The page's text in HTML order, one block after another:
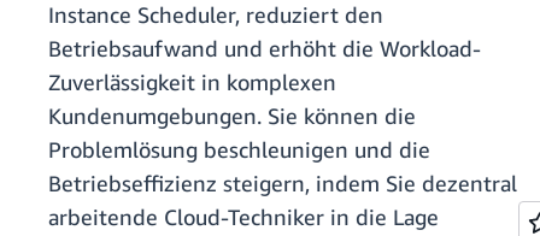
Instance Scheduler, reduziert den
Betriebsaufwand und erhöht die Workload-
Zuverlässigkeit in komplexen
Kundenumgebungen. Sie können die
Problemlösung beschleunigen und die
Betriebseffizienz steigern, indem Sie dezentral
arbeitende Cloud-Techniker in die Lage